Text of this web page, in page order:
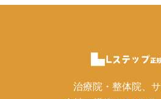
治療院・整体院、